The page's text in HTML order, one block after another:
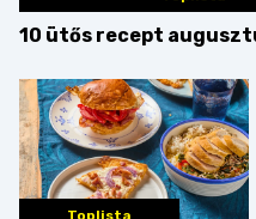
10 ütős recept